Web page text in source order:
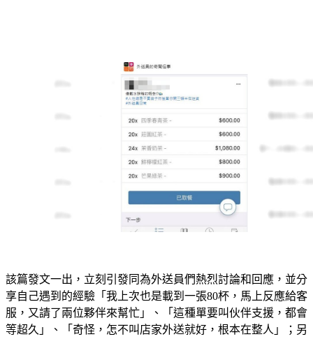
該篇發文一出，立刻引發同為外送員們熱烈討論和回應，並分
享自己遇到的經驗「我上次也是載到一張80杯，馬上反應給客
服，又請了兩位夥伴來幫忙」、「這種單要叫伙伴支援，都會